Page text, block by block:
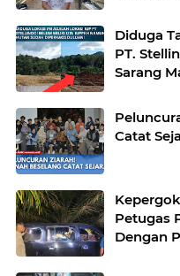
Diduga
PT.
Sarang
Catat
Petugas
Dengan